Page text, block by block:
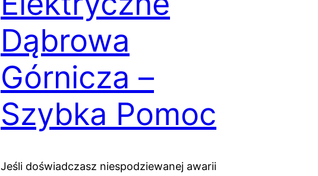
Dąbrowa
Górnicza –
Szybka Pomoc
Jeśli doświadczasz niespodziewanej awarii